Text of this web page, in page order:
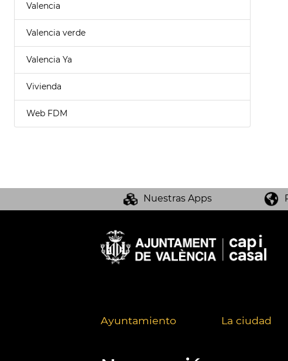
Valencia
Valencia verde
Valencia Ya
Vivienda
Web FDM
Nuestras Apps
Ayuntamiento La ciudad